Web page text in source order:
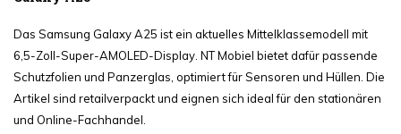
Das Samsung Galaxy A25 ist ein aktuelles Mittelklassemodell mit
6,5-Zoll-Super-AMOLED-Display. NT Mobiel bietet dafür passende
Schutzfolien und Panzerglas, optimiert für Sensoren und Hüllen. Die
Artikel sind retailverpackt und eignen sich ideal für den stationären
und Online-Fachhandel.